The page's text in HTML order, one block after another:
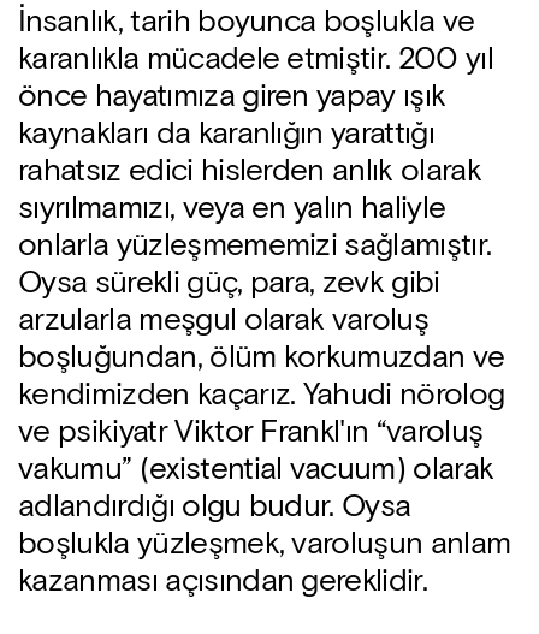
İnsanlık, tarih boyunca boşlukla ve
karanlıkla mücadele etmiştir. 200 yıl
önce hayatımıza giren yapay ışık
kaynakları da karanlığın yarattığı
rahatsız edici hislerden anlık olarak
sıyrılmamızı, veya en yalın haliyle
onlarla yüzleşmememizi sağlamıştır.
Oysa sürekli güç, para, zevk gibi
arzularla meşgul olarak varoluş
boşluğundan, ölüm korkumuzdan ve
kendimizden kaçarız. Yahudi nörolog
ve psikiyatr Viktor Frankl'ın “varoluş
vakumu” (existential vacuum) olarak
adlandırdığı olgu budur. Oysa
boşlukla yüzleşmek, varoluşun anlam
kazanması açısından gereklidir.